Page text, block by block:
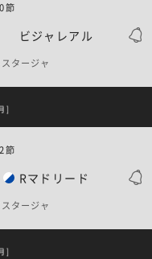
ビジャレアル
節
タージャ
]
Rマドリード
節
タージャ
]